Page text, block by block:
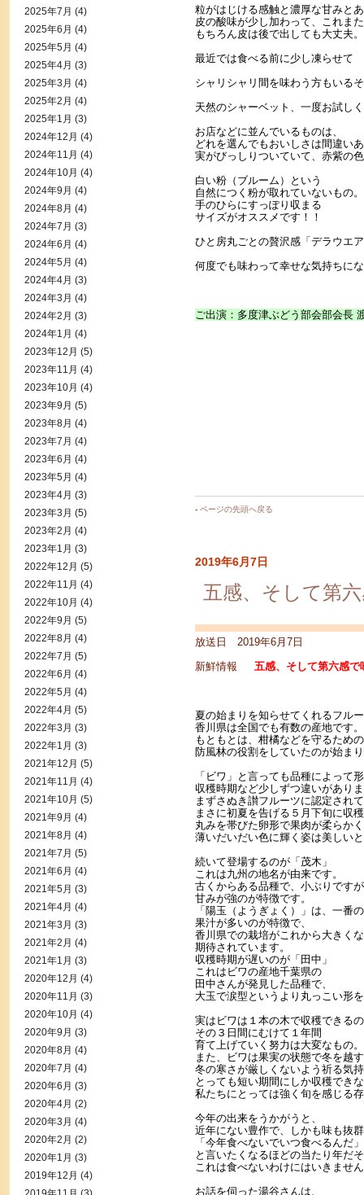
粒がはじける感触と濃厚な甘みと
皮の酸味が少し加わって、これま
もちろん皮は後で出しても大丈夫。
最近では食べる前に少し凍らせて
シャリシャリ間を味わう方もいる
天然のシャーベット、一度お試し
お店などに並んでいるものは、
どれを選んでもおいしさは間違い
実がびっしりついていて、赤紫の
白い粉（ブルーム）という
自然につく粉が取れていないもの。
手のひらにすっぽり収まる
サイズがオススメです！！
ひと房丸ごとの贅沢感「デラウエ
何度でも味わって幸せな気持ちに
ご出演：多度津ぶどう部会部会長
- ページの先頭へ戻る
2019年6月7日
五感、そして第
放送日 2019年6月7日
新鮮情報
五感、そして第六感で
夏の始まりを知らせてくれるフル
香川県は全国でも有数の産地です。
もともとは、柑橘などを守るための
防風林の役割をしていたのが始ま
「ビワ」と言っても品種によって
収穫時期など少しずつ違いがあり
まずさぬき讃フルーツに認定され
まさに初夏を告げる５月下旬に収
丸みを帯びた卵形で果肉が柔らか
薄いだいだい色に輝く姿は美しい
続いて登場するのが「茂木」
これは九州の地名が由来です。
古くからある品種で、小ぶりですが
甘みが強のが特徴です。
「陽玉（ようぎょく）」は、一番
果汁が多いのが特徴で、
香川県での栽培がこれから大きく
期待されています。
収穫時期が遅いのが「田中」
これはビワの産地千葉県の
田中さんが発見した品種で、
大玉で涙型というより丸っこい形
実はビワは１本の木で収穫できる
その３日間にむけて１年間
育て上げていく努力は大変なもの。
また、ビワは果実の状態で冬を越
冬の寒さが厳しくないよう祈る気
とっても短い期間にしか収穫でき
私たちにとっては強く旬を感じる
今年の出来をうかがうと、
近年にない豊作で、しかも味も抜
「今年食べないでいつ食べるんだ」
と言いたくなるほどの当たり年だ
これは食べないわけにはいきませ
お話を伺った湯谷さんは、
2025年7月 (4)
2025年6月 (4)
2025年5月 (4)
2025年4月 (3)
2025年3月 (4)
2025年2月 (4)
2025年1月 (3)
2024年12月 (4)
2024年11月 (4)
2024年10月 (4)
2024年9月 (4)
2024年8月 (4)
2024年7月 (3)
2024年6月 (4)
2024年5月 (4)
2024年4月 (3)
2024年3月 (4)
2024年2月 (3)
2024年1月 (4)
2023年12月 (5)
2023年11月 (4)
2023年10月 (4)
2023年9月 (5)
2023年8月 (4)
2023年7月 (4)
2023年6月 (4)
2023年5月 (4)
2023年4月 (3)
2023年3月 (5)
2023年2月 (4)
2023年1月 (3)
2022年12月 (5)
2022年11月 (4)
2022年10月 (4)
2022年9月 (5)
2022年8月 (4)
2022年7月 (5)
2022年6月 (4)
2022年5月 (4)
2022年4月 (5)
2022年3月 (3)
2022年1月 (3)
2021年12月 (5)
2021年11月 (4)
2021年10月 (5)
2021年9月 (4)
2021年8月 (4)
2021年7月 (5)
2021年6月 (4)
2021年5月 (3)
2021年4月 (4)
2021年3月 (3)
2021年2月 (4)
2021年1月 (3)
2020年12月 (4)
2020年11月 (3)
2020年10月 (4)
2020年9月 (3)
2020年8月 (4)
2020年7月 (4)
2020年6月 (3)
2020年4月 (2)
2020年3月 (4)
2020年2月 (2)
2020年1月 (3)
2019年12月 (4)